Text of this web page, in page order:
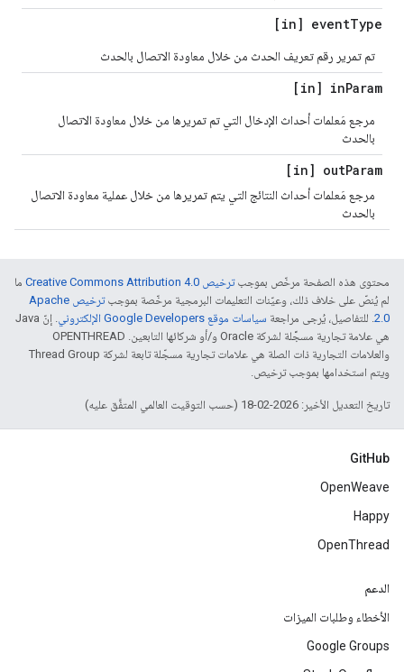
[in] eventType
تم تمرير رقم تعريف الحدث من خلال معاودة الاتصال بالحدث
[in] inParam
مرجع مَعلمات أحداث الإدخال التي تم تمريرها من خلال معاودة الاتصال
بالحدث
[in] outParam
مرجع مَعلمات أحداث النتائج التي يتم تمريرها من خلال عملية معاودة الاتصال
بالحدث
محتوى هذه الصفحة مرخّص بموجبترخيص Creative Commons Attribution 4.0‏
ما
لم يُنصّ على خلاف ذلك، وعيّنات التعليمات البرمجية مرخّصة بموجب
ترخيص Apache
2.0‏. للتفاصيل، يُرجى مراجعة سياسات موقع Google Developers الإلكتروني
. إنّ Java
هي علامة تجارية مسجَّلة لشركة Oracle و/أو شركائها التابعين. ‫OPENTHREAD
والعلامات التجارية ذات الصلة هي علامات تجارية مسجّلة تابعة لشركة Thread Group
ويتم استخدامها بموجب ترخيص.
تاريخ التعديل الأخير: 2026-02-18 (حسب التوقيت العالمي المتفَّق عليه)
GitHub
OpenWeave
Happy
OpenThread
الدعم
الأخطاء وطلبات الميزات
Google Groups